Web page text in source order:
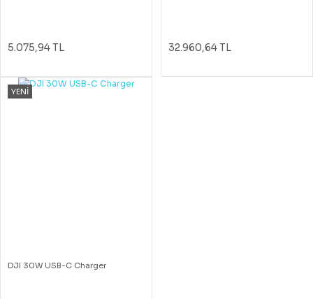
5.075,94 TL 32.960,64 TL
YENİ
DJI 30W USB-C Charger